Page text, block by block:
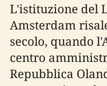
L'istituzione del
Amsterdam
secolo, quando
centro
Repubblica